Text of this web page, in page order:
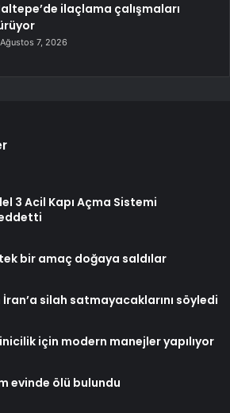
ilaçlama çalışmaları
Ağustos 7, 2026
3 Acil Kapı Açma Sistemi
tek bir amaç doğaya saldılar
İran’a silah satmayacaklarını söyledi
için modern manejler yapılıyor
evinde ölü bulundu